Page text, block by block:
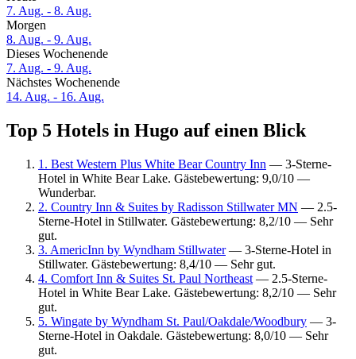
7. Aug. - 8. Aug.
Morgen
8. Aug. - 9. Aug.
Dieses Wochenende
7. Aug. - 9. Aug.
Nächstes Wochenende
14. Aug. - 16. Aug.
Top 5 Hotels in Hugo auf einen Blick
1. Best Western Plus White Bear Country Inn — 3-Sterne-
Hotel in White Bear Lake. Gästebewertung: 9,0/10 —
Wunderbar.
2. Country Inn & Suites by Radisson Stillwater MN — 2.5-
Sterne-Hotel in Stillwater. Gästebewertung: 8,2/10 — Sehr
gut.
3. AmericInn by Wyndham Stillwater— 3-Sterne-Hotel in
Stillwater. Gästebewertung: 8,4/10 — Sehr gut.
4. Comfort Inn & Suites St. Paul Northeast — 2.5-Sterne-
Hotel in White Bear Lake. Gästebewertung: 8,2/10 — Sehr
gut.
5. Wingate by Wyndham St. Paul/Oakdale/Woodbury — 3-
Sterne-Hotel in Oakdale. Gästebewertung: 8,0/10 — Sehr
gut.